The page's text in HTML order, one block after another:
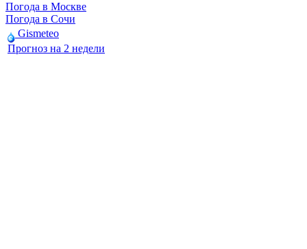
Погода в Москве
Погода в Сочи
Gismeteo
Прогноз на 2 недели